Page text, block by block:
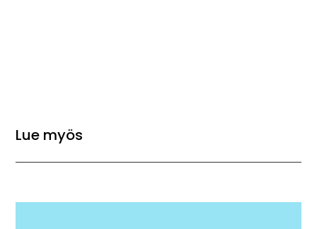
Lue myös